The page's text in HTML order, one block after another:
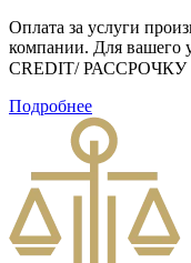
Оплата за услуги
компании. Для вашего
CREDIT/ РАССРОЧКУ
Подробнее